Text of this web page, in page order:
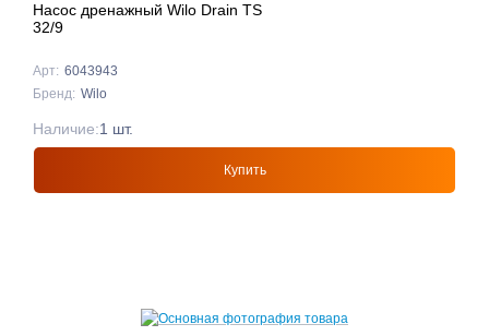
Насос дренажный Wilo Drain TS
32/9
Арт: 6043943
Бренд: Wilo
Купить
Наличие:1 шт.